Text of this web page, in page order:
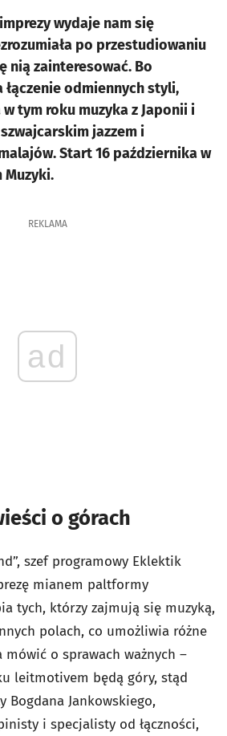
wydaje nam się
po przestudiowaniu
nią zainteresować. Bo
łączenie odmiennych styli,
tym roku muzyka z Japonii i
jazzem i
Start 16 października w
Muzyki.
REKLAMA
ad
o górach
szef programowy Eklektik
mianem paltformy
tych, którzy zajmują się muzyką,
polach, co umożliwia różne
o sprawach ważnych –
leitmotivem będą góry, stąd
Bogdana Jankowskiego,
i specjalisty od łączności,